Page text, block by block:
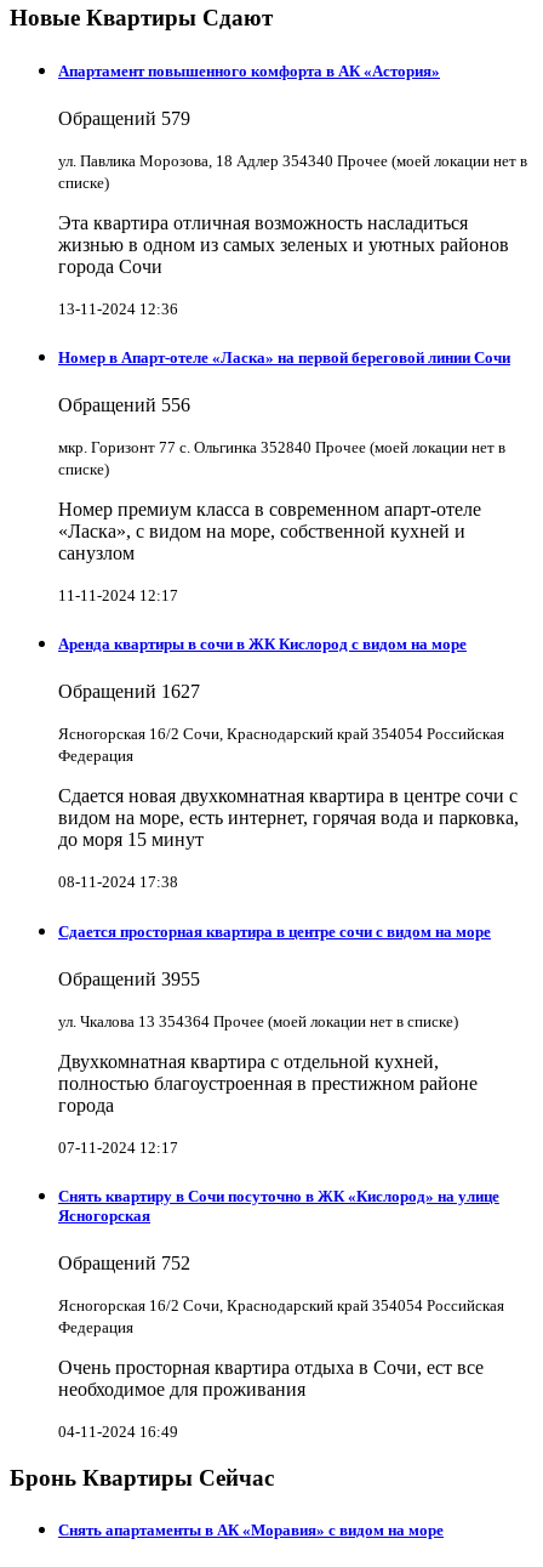
Новые Квартиры Сдают
Апартамент повышенного комфорта в АК «Астория»
Обращений 579
ул. Павлика Морозова, 18 Адлер 354340 Прочее (моей локации нет в
списке)
Эта квартира отличная возможность насладиться
жизнью в одном из самых зеленых и уютных районов
города Сочи
13-11-2024 12:36
Номер в Апарт-отеле «Ласка» на первой береговой линии Сочи
Обращений 556
мкр. Горизонт 77 с. Ольгинка 352840 Прочее (моей локации нет в
списке)
Номер премиум класса в современном апарт-отеле
«Ласка», с видом на море, собственной кухней и
санузлом
11-11-2024 12:17
Аренда квартиры в сочи в ЖК Кислород с видом на море
Обращений 1627
Ясногорская 16/2 Сочи, Краснодарский край 354054 Российская
Федерация
Сдается новая двухкомнатная квартира в центре сочи с
видом на море, есть интернет, горячая вода и парковка,
до моря 15 минут
08-11-2024 17:38
Сдается просторная квартира в центре сочи с видом на море
Обращений 3955
ул. Чкалова 13 354364 Прочее (моей локации нет в списке)
Двухкомнатная квартира с отдельной кухней,
полностью благоустроенная в престижном районе
города
07-11-2024 12:17
Снять квартиру в Cочи посуточно в ЖК «Кислород» на улице
Ясногорская
Обращений 752
Ясногорская 16/2 Сочи, Краснодарский край 354054 Российская
Федерация
Очень просторная квартира отдыха в Сочи, ест все
необходимое для проживания
04-11-2024 16:49
Бронь Квартиры Сейчас
Снять апартаменты в АК «Моравия» с видом на море